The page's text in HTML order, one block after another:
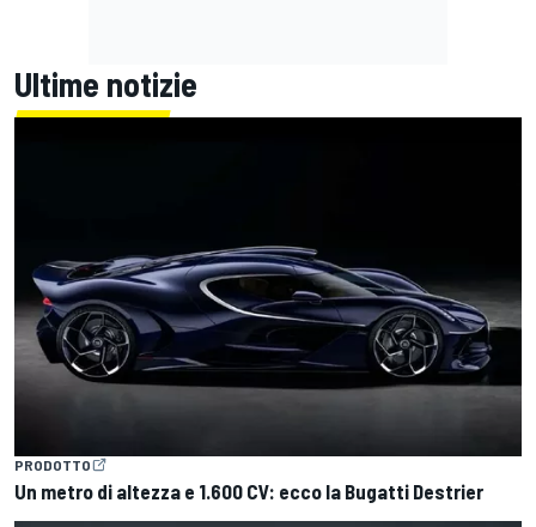
Ultime notizie
PRODOTTO
Un metro di altezza e 1.600 CV: ecco la Bugatti Destrier